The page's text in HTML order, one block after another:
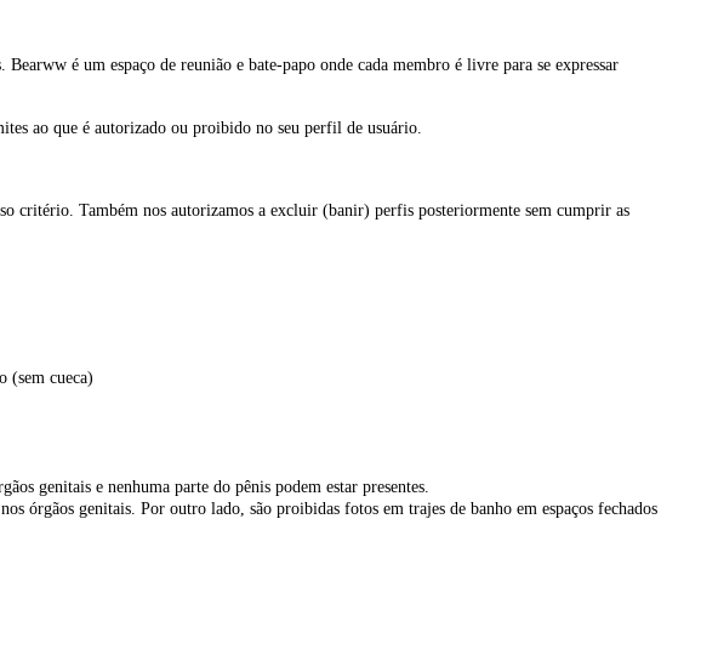
Bearww é um espaço de reunião e bate-papo onde cada membro é livre para se expressar
ao que é autorizado ou proibido no seu perfil de usuário.
critério. Também nos autorizamos a excluir (banir) perfis posteriormente sem cumprir as
(sem cueca)
genitais e nenhuma parte do pênis podem estar presentes.
órgãos genitais. Por outro lado, são proibidas fotos em trajes de banho em espaços fechados